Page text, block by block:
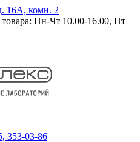
16А, комн. 2
Пн-Чт 10.00-16.00, Пт
353-03-86